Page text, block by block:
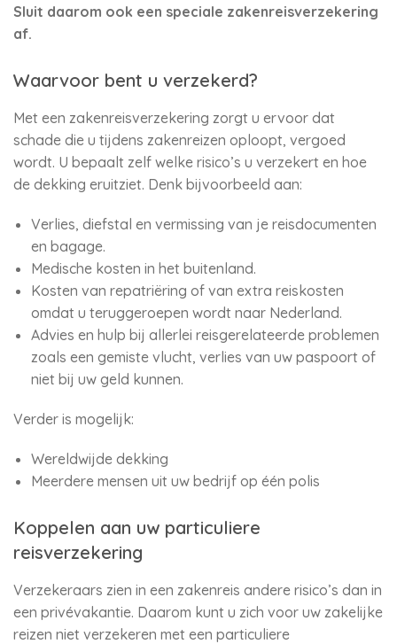
Sluit daarom ook een speciale zakenreisverzekering
af.
Waarvoor bent u verzekerd?
Met een zakenreisverzekering zorgt u ervoor dat
schade die u tijdens zakenreizen oploopt, vergoed
wordt. U bepaalt zelf welke risico’s u verzekert en hoe
de dekking eruitziet. Denk bijvoorbeeld aan:
Verlies, diefstal en vermissing van je reisdocumenten
en bagage.
Medische kosten in het buitenland.
Kosten van repatriëring of van extra reiskosten
omdat u teruggeroepen wordt naar Nederland.
Advies en hulp bij allerlei reisgerelateerde problemen
zoals een gemiste vlucht, verlies van uw paspoort of
niet bij uw geld kunnen.
Verder is mogelijk:
Wereldwijde dekking
Meerdere mensen uit uw bedrijf op één polis
Koppelen aan uw particuliere
reisverzekering
Verzekeraars zien in een zakenreis andere risico’s dan in
een privévakantie. Daarom kunt u zich voor uw zakelijke
reizen niet verzekeren met een particuliere